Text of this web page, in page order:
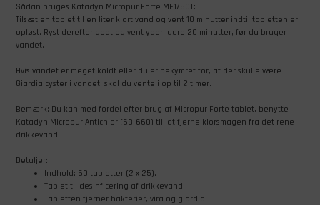
Sådan bruges Katadyn Micropur Forte MF1/50T:
Tilsæt en tablet til en liter klart vand og vent 10 minutter indtil tabletten er
opløst. Ryst derefter godt og vent yderligere 20 minutter, før du bruger
vandet.
Hvis vandet er meget koldt eller du er bekymret for, at der skulle være
Giardia cyster i vandet, skal du vente i op til 2 timer.
Bemærk: Du kan med fordel efter brug af Micropur Forte tablet, benytte
Katadyn Micropur Antichlor (68-660) til, at fjerne klorsmagen fra det rene
drikkevand.
Detaljer:
Indhold: 50 tabletter (2 x 25).
Tablet til desinficering af drikkevand.
Tabletten fjerner bakterier, vira og giardia.